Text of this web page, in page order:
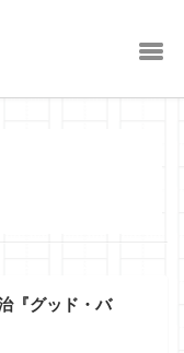
『グッド・バ